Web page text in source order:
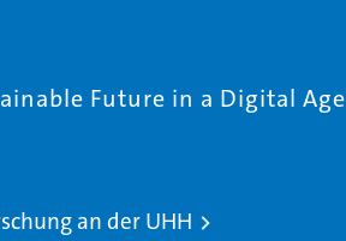
Future in a Digital Age
an der UHH